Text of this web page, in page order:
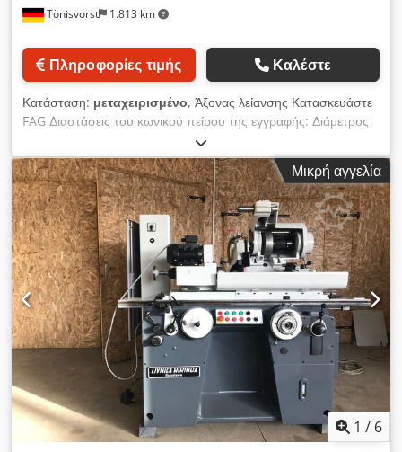
Tönisvorst 1.813 km
Πληροφορίες τιμής Καλέστε
Κατάσταση: μεταχειρισμένο, Άξονας λείανσης Κατασκευάστε
FAG Διαστάσεις του κωνικού πείρου της εγγραφής: Διάμετρος
80-61 lg 100 mm Κώνος εισαγωγής Διάμετρος min. 68 lg. 70
mm Διάμετρος Μέγιστη 80 lg. 70 mm min. 61 lg. 100 mm
Μέγ. 80 lg. 100 mm Μήκος 500 mm Διάμετρος 200 mm
Βάρος 100 kg DX9UK3MUZNK Dsdpfjc Tuxdex Al Aeck
Μικρή αγγελία
1 / 6